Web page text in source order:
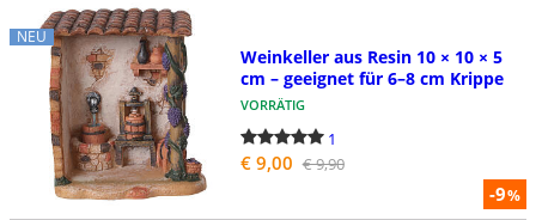
NEU
-9%
Weinkeller aus Resin 10 × 10 × 5
cm – geeignet für 6–8 cm Krippe
VORRÄTIG
1
€ 9,00 € 9,90